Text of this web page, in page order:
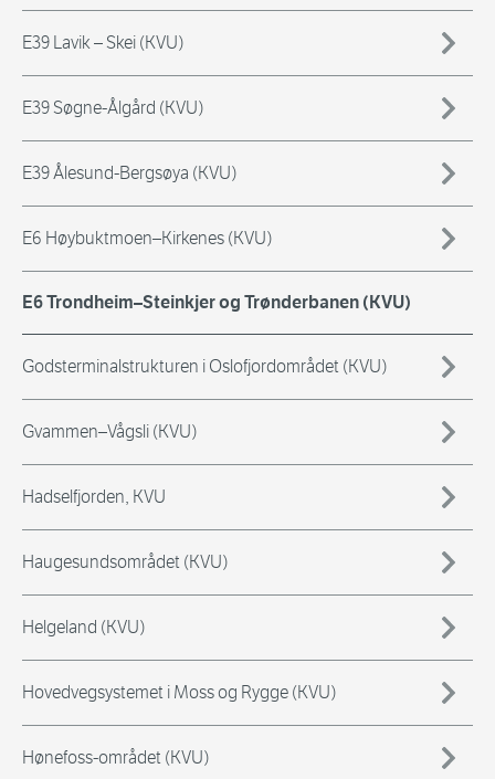
E39 Lavik – Skei (KVU)
E39 Søgne-Ålgård (KVU)
E39 Ålesund-Bergsøya (KVU)
E6 Høybuktmoen–Kirkenes (KVU)
E6 Trondheim–Steinkjer og Trønderbanen (KVU)
Godsterminalstrukturen i Oslofjordområdet (KVU)
Gvammen–Vågsli (KVU)
Hadselfjorden, KVU
Haugesundsområdet (KVU)
Helgeland (KVU)
Hovedvegsystemet i Moss og Rygge (KVU)
Hønefoss-området (KVU)